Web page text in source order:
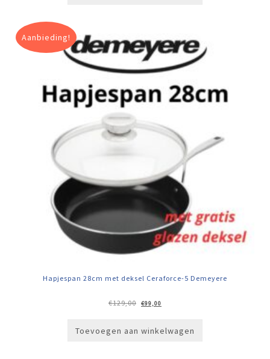
Aanbieding!
Hapjespan 28cm met deksel Ceraforce-5 Demeyere
€129,00
Oorspronkelijke
prijs
€99,00
prijs
Toevoegen aan winkelwagen